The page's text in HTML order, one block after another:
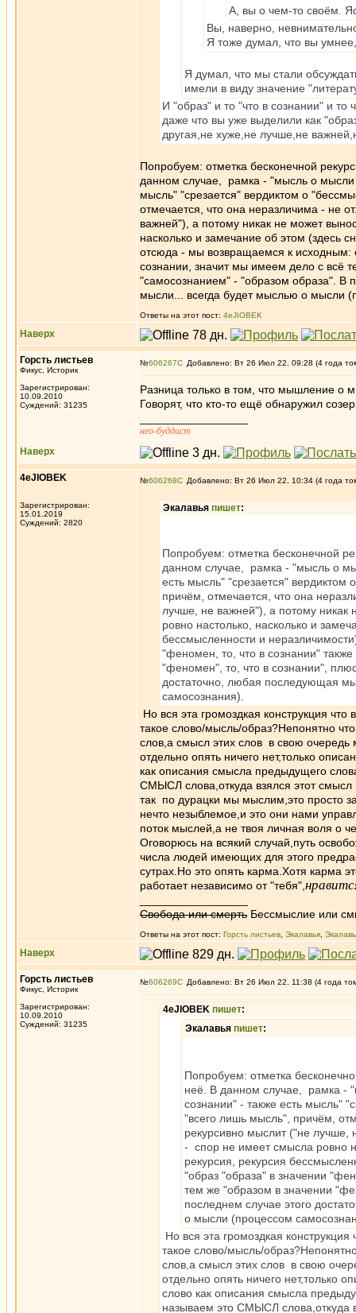
А, вы о чем-то своём.
Вы, наверно,
Я тоже думал, что вы
Я думал, что мы стали
имели в виду значение
И "образ" и то "что в сознании" и
даже что вы уже выделили как
другая,не хуже,не лучше,не
Попробуем: отметка бесконечной
данном случае, рамка - "мысль о мысли
мысль" "срезается" вердиктом о
отмечается, что она неразличима - не
важней"), а потому никак не может
насколько и замечание об этом (здесь
отсюда - мы возвращаемся к исходным:
сознании, значит мы имеем дело с всё
"самосознанием" - "образом образа". В
мысли... всегда будет мыслью о мысли
Ответы на этот пост: 4eJIOBEK
Наверх
Горсть листьев
Фикус, Историк
Зарегистрирован:
10.09.2010
Суждений: 31235
№606267 Добавлено: Вт 26 Июл 22, 09:28 (4 года
Разница только в том, что мышление о
Говорят, что кто-то ещё обнаружил
нео-буддист
Наверх
4eJIOBEK
Зарегистрирован:
15.01.2019
Суждений: 2820
№606268 Добавлено: Вт 26 Июл 22, 10:34 (4 года
Экалавья пишет:
Попробуем: отметка бесконечной
данном случае, рамка - "мысль о
есть мысль" "срезается" вердиктом
причём, отмечается, что она
лучше, не важней"), а потому никак
ровно настолько, насколько и
бессмысленности и
"феномен, то, что в сознании"
"феномен", то, что в сознании",
достаточно, любая последующая
самосознания).
Но вся эта громоздкая конструкция
такое слово/мысль/образ?Непонятно
слов,а смысл этих слов в свою очередь
отдельно опять ничего нет,только
как описания смысла предыдущего
СМЫСЛ слова,откуда взялся этот смысл
так по дурацки мы мыслим,это просто
нечто незыблемое,и это они нами
поток мыслей,а не твоя личная воля о
Оговорюсь на всякий случай,путь
числа людей имеющих для этого
сутрах.Но это опять карма.Хотя карма
работает независимо от "тебя",
Свобода или смерть Бессмыслие или
Ответы на этот пост: Горсть листьев Экалавья
Наверх
Горсть листьев
Фикус, Историк
Зарегистрирован:
10.09.2010
Суждений: 31235
№606269 Добавлено: Вт 26 Июл 22, 11:38 (4 года
4eJIOBEK пишет:
Экалавья пишет:
Попробуем: отметка
неё. В данном случае, рамка -
сознании" - также есть мысль"
"всего лишь мысль", причём,
рекурсивно мыслит ("не лучше,
- спор не имеет смысла ровно
рекурсия, рекурсия
"образ "образа" в значении
тем же "образом в значении
последнем случае этого
о мысли (процессом
Но вся эта громоздкая
такое слово/мысль/
слов,а смысл этих слов в свою
отдельно опять ничего нет,только
слово как описания смысла
называем это СМЫСЛ слова,откуда